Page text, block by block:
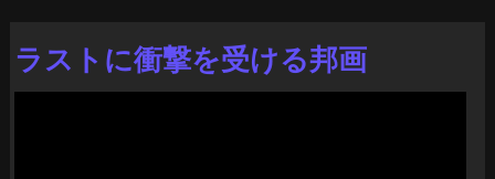
ラストに衝撃を受ける邦画